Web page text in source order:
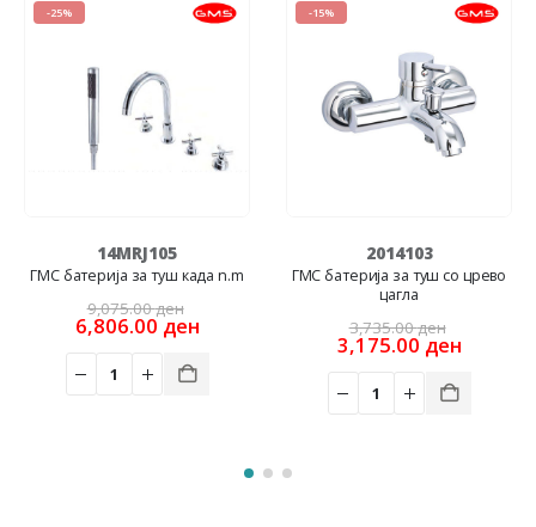
-25%
14MRJ105
ГМС батерија за туш када n.m
9,075.00ден
price
9,075.00 ден.
6,806.00 денCurrent
-15%
2014103
ГМС батерија за туш со црево
цагла
3,735.00ден
price
3,735.00
3,175.00 денCurrent